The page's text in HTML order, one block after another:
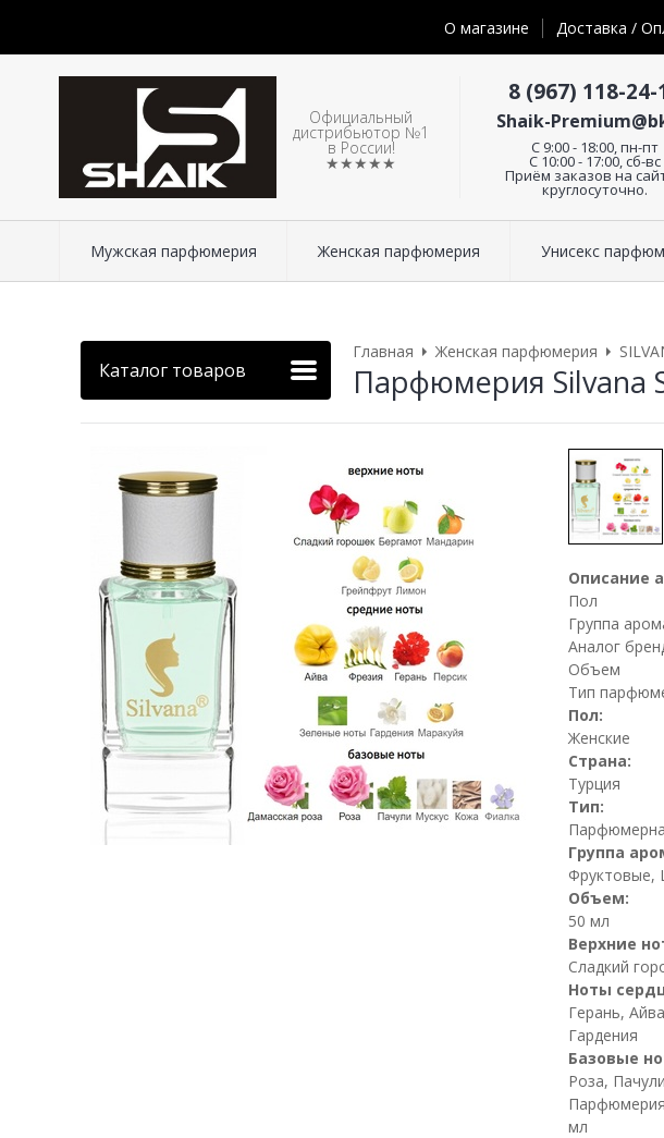
О магазине Доставка /
Официальный
дистрибьютор №1
в России!
★★★★★
8 (967) 118-24-
Shaik-
C 9:00 - 18:00, пн-пт
С 10:00 - 17:00, сб-вс
Приём заказов на
круглосуточно.
Мужская парфюмерия Женская парфюмерия Унисекс
Каталог товаров
Главная Женская парфюмерия
Парфюмерия Silvana
Описание
Пол
Группа
Аналог
Объем
Тип
Пол:
Женские
Страна:
Турция
Тип:
Группа
Фруктовые,
Объем:
50 мл
Верхние
Сладкий
Ноты
Герань,
Гардения
Базовые
Роза,
Парфюмерия
мл